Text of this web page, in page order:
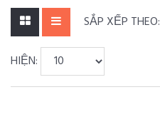
SẮP XẾP THEO:
HIỆN: